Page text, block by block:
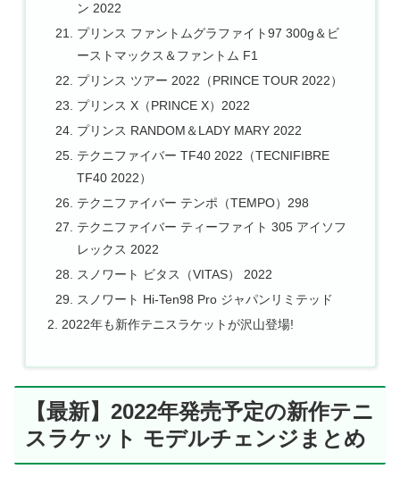
ン 2022
プリンス ファントムグラファイト97 300g＆ビ
ーストマックス＆ファントム F1
プリンス ツアー 2022（PRINCE TOUR 2022）
プリンス X（PRINCE X）2022
プリンス RANDOM＆LADY MARY 2022
テクニファイバー TF40 2022（TECNIFIBRE
TF40 2022）
テクニファイバー テンポ（TEMPO）298
テクニファイバー ティーファイト 305 アイソフ
レックス 2022
スノワート ビタス（VITAS） 2022
スノワート Hi-Ten98 Pro ジャパンリミテッド
2022年も新作テニスラケットが沢山登場!
【最新】2022年発売予定の新作テニ
スラケット モデルチェンジまとめ